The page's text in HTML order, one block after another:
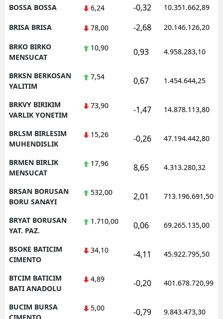
BOSSA BOSSA 6,24 -0,32 10.351.662,89
BRISA BRISA 78,00 -2,68 20.146.126,20
BRKO BIRKO
MENSUCAT
10,90 0,93 4.958.283,10
BRKSN BERKOSAN
YALITIM
7,54 0,67 1.454.644,25
BRKVY BIRIKIM
VARLIK YONETIM
73,90 -1,47 14.878.113,80
BRLSM BIRLESIM
MUHENDISLIK
15,26 -0,26 47.194.442,80
BRMEN BIRLIK
MENSUCAT
17,96 8,65 4.313.280,32
BRSAN BORUSAN
BORU SANAYI
532,00 2,01 713.196.691,50
BRYAT BORUSAN
YAT. PAZ.
1.710,00 0,06 69.265.135,00
BSOKE BATICIM
CIMENTO
34,10 -4,11 45.922.795,50
BTCIM BATICIM
BATI ANADOLU
4,89 -0,20 401.678.720,99
BUCIM BURSA
5,00 -0,79 9.843.473,30